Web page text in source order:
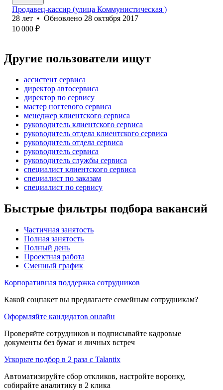
Продавец-кассир (ули‎ца Коммунистическая )
28 лет • Обновлено 28 октября 2017
10 000 ₽
Другие пользователи ищут
ассистент сервиса
директор автосервиса
директор по сервису
мастер ногтевого сервиса
менеджер клиентского сервиса
руководитель клиентского сервиса
руководитель отдела клиентского сервиса
руководитель отдела сервиса
руководитель сервиса
руководитель службы сервиса
специалист клиентского сервиса
специалист по заказам
специалист по сервису
Быстрые фильтры подбора вакансий
Частичная занятость
Полная занятость
Полный день
Проектная работа
Сменный график
Корпоративная поддержка сотрудников
Какой соцпакет вы предлагаете семейным сотрудникам?
Оформляйте кандидатов онлайн
Проверяйте сотрудников и подписывайте кадровые
документы без бумаг и личных встреч
Ускорьте подбор в 2 раза с Talantix
Автоматизируйте сбор откликов, настройте воронку,
собирайте аналитику в 2 клика